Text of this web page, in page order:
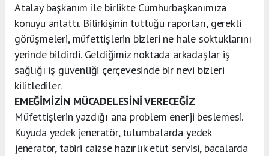
Atalay başkanım ile birlikte Cumhurbaşkanımıza
konuyu anlattı. Bilirkişinin tuttuğu raporları, gerekli
görüşmeleri, müfettişlerin bizleri ne hale soktuklarını
yerinde bildirdi. Geldiğimiz noktada arkadaşlar iş
sağlığı iş güvenliği çerçevesinde bir nevi bizleri
kilitlediler.
EMEĞİMİZİN MÜCADELESİNİ VERECEĞİZ
Müfettişlerin yazdığı ana problem enerji beslemesi.
Kuyuda yedek jeneratör, tulumbalarda yedek
jeneratör, tabiri caizse hazırlık etüt servisi, bacalarda